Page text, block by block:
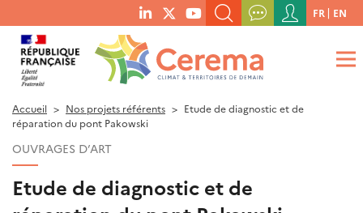
menu
social
links
RECHERCHER UN MOT-CLÉ, UNE PUBLICATION, ETC.
QUE RECHERCHEZ-VOUS ?
Menu
du
compte
de
FR EN
Accueil Nos projets référents
Etude de diagnostic et de
réparation du pont Pakowski
OUVRAGES D’ART
Etude de diagnostic et de